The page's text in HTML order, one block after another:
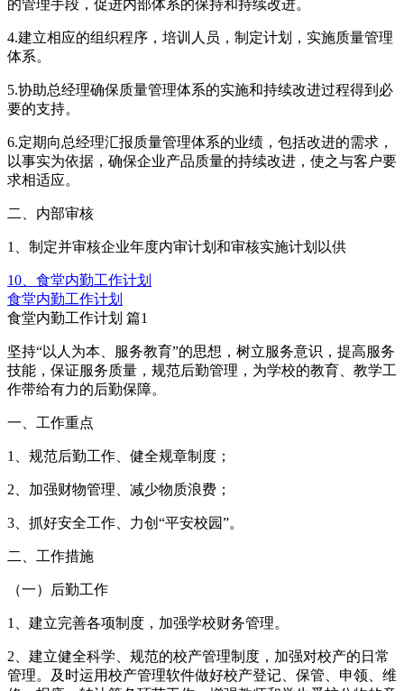
的管理手段，促进内部体系的保持和持续改进。
4.建立相应的组织程序，培训人员，制定计划，实施质量管理
体系。
5.协助总经理确保质量管理体系的实施和持续改进过程得到必
要的支持。
6.定期向总经理汇报质量管理体系的业绩，包括改进的需求，
以事实为依据，确保企业产品质量的持续改进，使之与客户要
求相适应。
二、内部审核
1、制定并审核企业年度内审计划和审核实施计划以供
10、食堂内勤工作计划
食堂内勤工作计划
食堂内勤工作计划 篇1
坚持“以人为本、服务教育”的思想，树立服务意识，提高服务
技能，保证服务质量，规范后勤管理，为学校的教育、教学工
作带给有力的后勤保障。
一、工作重点
1、规范后勤工作、健全规章制度；
2、加强财物管理、减少物质浪费；
3、抓好安全工作、力创“平安校园”。
二、工作措施
（一）后勤工作
1、建立完善各项制度，加强学校财务管理。
2、建立健全科学、规范的校产管理制度，加强对校产的日常
管理。及时运用校产管理软件做好校产登记、保管、申领、维